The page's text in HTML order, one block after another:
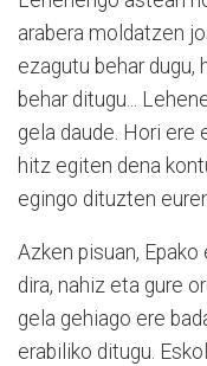
arabera moldatzen
ezagutu behar dugu,
behar ditugu...
gela daude. Hori ere
hitz egiten dena
egingo dituzten
Azken pisuan,
dira, nahiz eta gure
gela gehiago ere
erabiliko ditugu.